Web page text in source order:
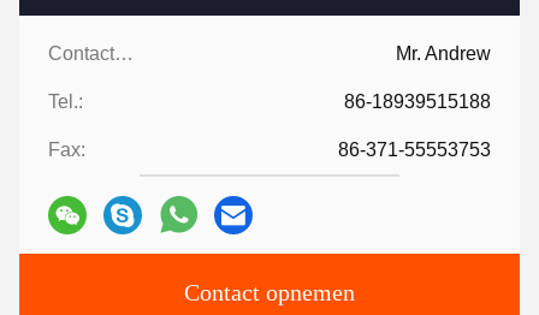
Contactpersonen: Mr. Andrew
Tel.: 86-18939515188
Fax: 86-371-55553753
Contact opnemen